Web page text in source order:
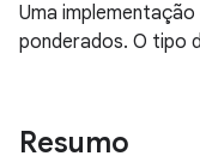
Uma
ponderados. O tipo
Resumo